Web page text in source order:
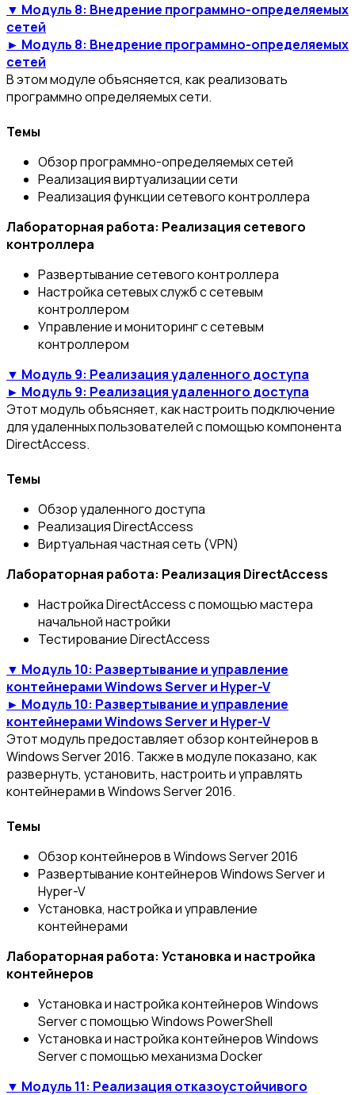
▼ Модуль 8: Внедрение программно-определяемых
сетей
► Модуль 8: Внедрение программно-определяемых
сетей
В этом модуле объясняется, как реализовать
программно определяемых сети.
Темы
Обзор программно-определяемых сетей
Реализация виртуализации сети
Реализация функции сетевого контроллера
Лабораторная работа: Реализация сетевого
контроллера
Развертывание сетевого контроллера
Настройка сетевых служб с сетевым
контроллером
Управление и мониторинг с сетевым
контроллером
▼ Модуль 9: Реализация удаленного доступа
► Модуль 9: Реализация удаленного доступа
Этот модуль объясняет, как настроить подключение
для удаленных пользователей с помощью компонента
DirectAccess.
Темы
Обзор удаленного доступа
Реализация DirectAccess
Виртуальная частная сеть (VPN)
Лабораторная работа: Реализация DirectAccess
Настройка DirectAccess с помощью мастера
начальной настройки
Тестирование DirectAccess
▼ Модуль 10: Развертывание и управление
контейнерами Windows Server и Hyper-V
► Модуль 10: Развертывание и управление
контейнерами Windows Server и Hyper-V
Этот модуль предоставляет обзор контейнеров в
Windows Server 2016. Также в модуле показано, как
развернуть, установить, настроить и управлять
контейнерами в Windows Server 2016.
Темы
Обзор контейнеров в Windows Server 2016
Развертывание контейнеров Windows Server и
Hyper-V
Установка, настройка и управление
контейнерами
Лабораторная работа: Установка и настройка
контейнеров
Установка и настройка контейнеров Windows
Server с помощью Windows PowerShell
Установка и настройка контейнеров Windows
Server с помощью механизма Docker
▼ Модуль 11: Реализация отказоустойчивого